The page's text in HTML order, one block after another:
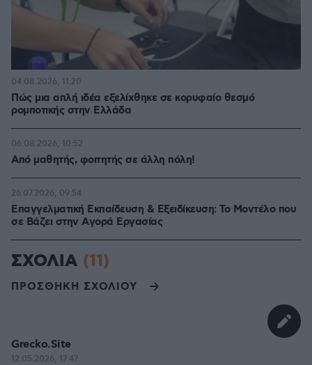
Πώς μια απλή ιδέα εξελίχθηκε σε κορυφαίο θεσμό
ρομποτικής στην Ελλάδα
04.08.2026, 11:20
Από μαθητής, φοιτητής σε άλλη πόλη!
06.08.2026, 10:52
Επαγγελματική Εκπαίδευση & Εξειδίκευση: Το Mοντέλο που
σε Bάζει στην Aγορά Eργασίας
26.07.2026, 09:54
ΣΧΟΛΙΑ (11)
ΠΡΟΣΘΗΚΗ ΣΧΟΛΙΟΥ
Grecko.Site
12.05.2026, 17:47